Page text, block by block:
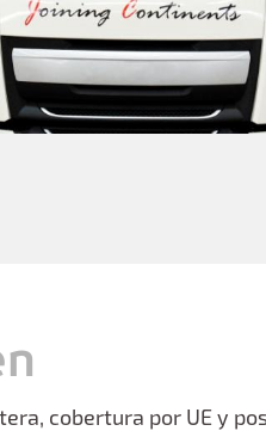
cobertura por UE y